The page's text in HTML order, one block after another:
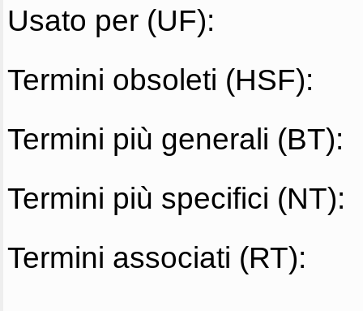
Usato per (UF):
Termini obsoleti (HSF):
Termini più generali (BT):
Termini più specifici (NT):
Termini associati (RT):